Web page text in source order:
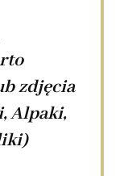
zdjęcia
Alpaki,